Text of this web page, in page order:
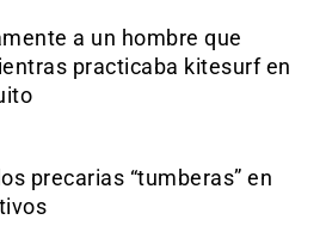
a un hombre que
practicaba kitesurf en
precarias “tumberas” en